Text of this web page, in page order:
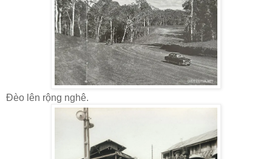
Đèo lên rộng nghê.